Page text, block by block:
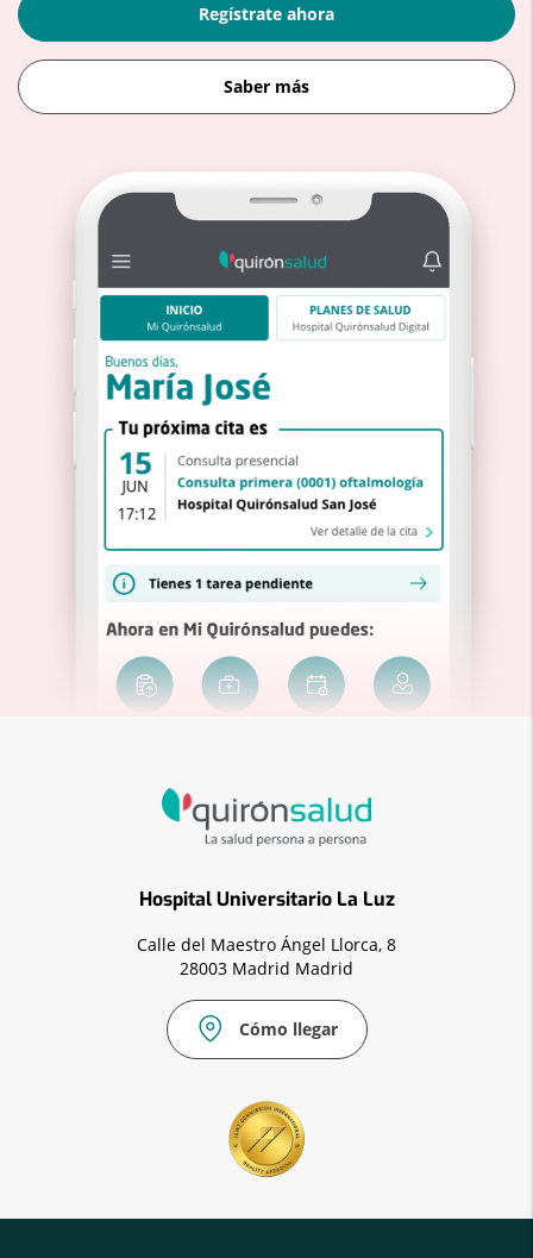
Regístrate ahora
Saber más
Hospital Universitario La Luz
Calle del Maestro Ángel Llorca, 8
28003 Madrid Madrid
Cómo llegar